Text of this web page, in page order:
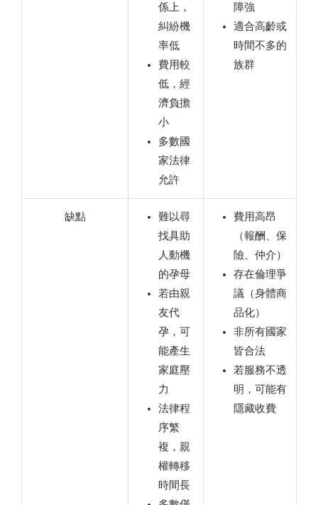
係上，
糾紛機
率低
費用較
低，經
濟負擔
小
多數國
家法律
允許
障強
適合高齡或
時間不多的
族群
缺點
難以尋
找具助
人動機
的孕母
若由親
友代
孕，可
能產生
家庭壓
力
法律程
序繁
複，親
權轉移
時間長
費用高昂
（報酬、保
險、仲介）
存在倫理爭
議（身體商
品化）
非所有國家
皆合法
若服務不透
明，可能有
隱藏收費